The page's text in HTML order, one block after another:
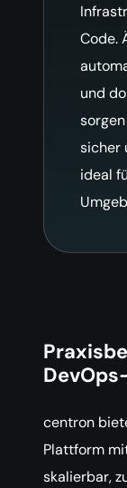
Code.
und
sicher
ideal
centron
Plattform
skalierbar,